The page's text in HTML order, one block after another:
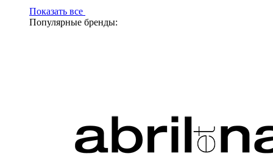
Показать все
Популярные бренды: